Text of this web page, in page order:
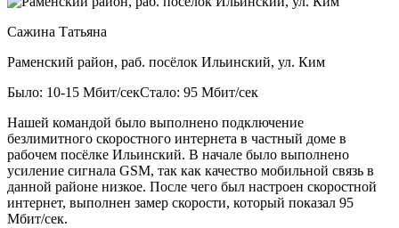
Сажина Татьяна
Раменский район, раб. посёлок Ильинский, ул. Ким
Было: 10-15 Мбит/секСтало: 95 Мбит/сек
Нашей командой было выполнено подключение
безлимитного скоростного интернета в частный доме в
рабочем посёлке Ильинский. В начале было выполнено
усиление сигнала GSM, так как качество мобильной связь в
данной районе низкое. После чего был настроен скоростной
интернет, выполнен замер скорости, который показал 95
Мбит/сек.